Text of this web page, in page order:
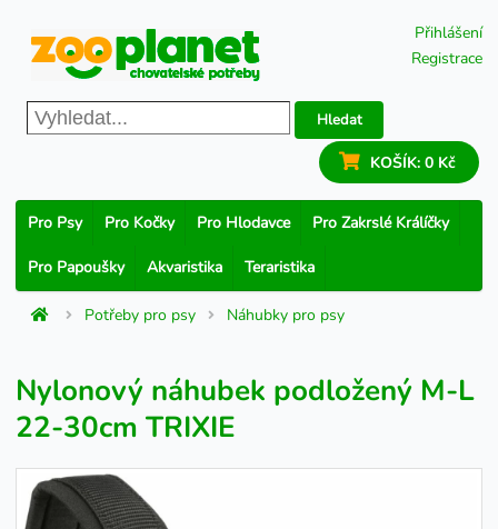
Přihlášení
Registrace
Hledat
KOŠÍK: 0 Kč
Pro Psy Pro Kočky Pro Hlodavce Pro Zakrslé Králíčky
Pro Papoušky Akvaristika Teraristika
Potřeby pro psy Náhubky pro psy
Nylonový náhubek podložený M-L
22-30cm TRIXIE